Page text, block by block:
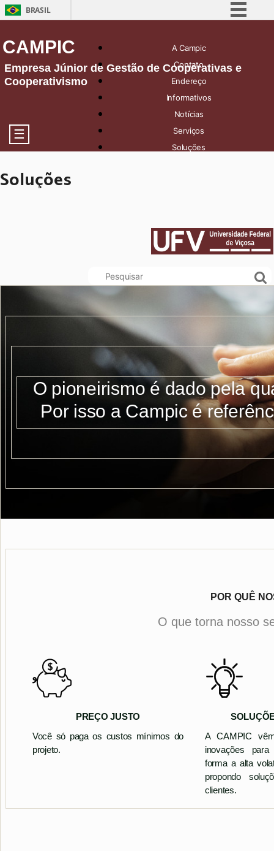
BRASIL
Comunica BR
Participe
Acesso à informação
Legislação
Canais
CAMPIC
Empresa Júnior de Gestão de Cooperativas e
Cooperativismo
A Campic
Contato
Endereço
Informativos
Notícias
Serviços
Soluções
☰
Soluções
O pioneirismo é dado pela
Por isso a Campic é
POR QUÊ
O que torna nosso
PREÇO JUSTO
Você só paga os custos mínimos do
projeto.
A CAMPIC
inovações
forma a alta
propondo
clientes.